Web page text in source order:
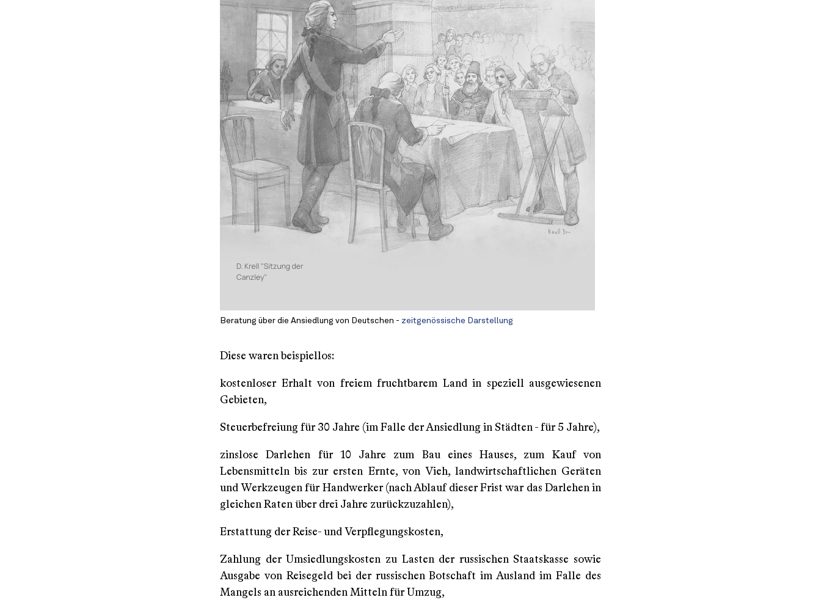
Beratung über die Ansiedlung von Deutschen - zeitgenössische Darstellung
Diese waren beispiellos:
kostenloser Erhalt von freiem fruchtbarem Land in speziell ausgewiesenen
Gebieten,
Steuerbefreiung für 30 Jahre (im Falle der Ansiedlung in Städten - für 5 Jahre),
zinslose Darlehen für 10 Jahre zum Bau eines Hauses, zum Kauf von
Lebensmitteln bis zur ersten Ernte, von Vieh, landwirtschaftlichen Geräten
und Werkzeugen für Handwerker (nach Ablauf dieser Frist war das Darlehen in
gleichen Raten über drei Jahre zurückzuzahlen),
Erstattung der Reise- und Verpflegungskosten,
Zahlung der Umsiedlungskosten zu Lasten der russischen Staatskasse sowie
Ausgabe von Reisegeld bei der russischen Botschaft im Ausland im Falle des
Mangels an ausreichenden Mitteln für Umzug,